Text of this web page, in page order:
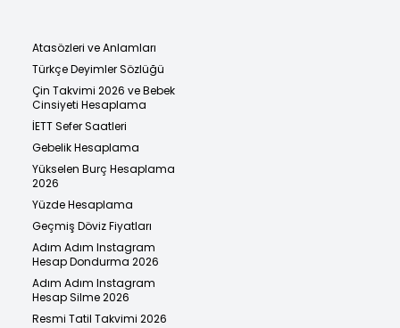
Atasözleri ve Anlamları
Türkçe Deyimler Sözlüğü
Çin Takvimi 2026 ve Bebek
Cinsiyeti Hesaplama
İETT Sefer Saatleri
Gebelik Hesaplama
Yükselen Burç Hesaplama
2026
Yüzde Hesaplama
Geçmiş Döviz Fiyatları
Adım Adım Instagram
Hesap Dondurma 2026
Adım Adım Instagram
Hesap Silme 2026
Resmi Tatil Takvimi 2026